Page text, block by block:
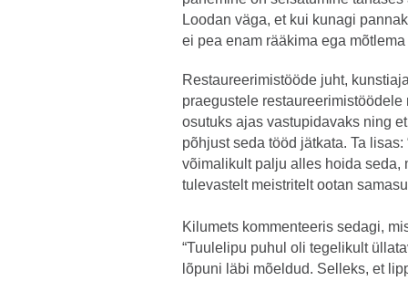
Loodan väga, et kui kunagi
ei pea enam rääkima ega mõtlema
Restaureerimistööde juht,
praegustele
osutuks ajas vastupidavaks ning
põhjust seda tööd jätkata. Ta
võimalikult palju alles hoida seda,
tulevastelt meistritelt ootan
Kilumets kommenteeris sedagi,
“Tuulelipu puhul oli tegelikult
lõpuni läbi mõeldud. Selleks, et